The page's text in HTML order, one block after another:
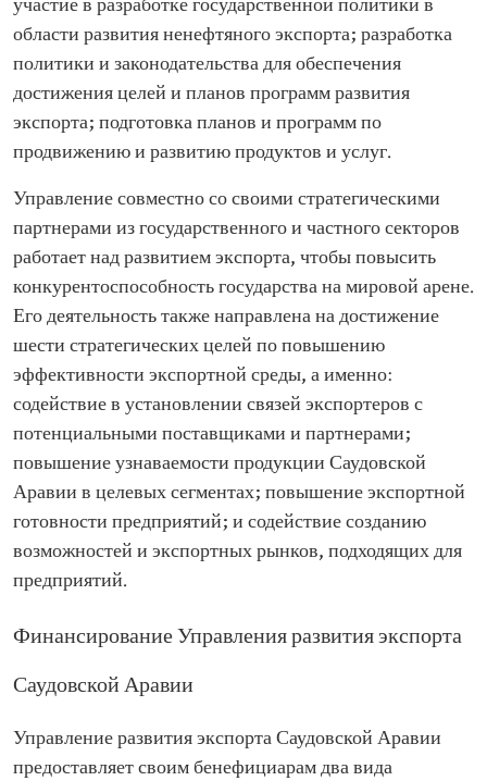
участие в разработке государственной политики в
области развития ненефтяного экспорта; разработка
политики и законодательства для обеспечения
достижения целей и планов программ развития
экспорта; подготовка планов и программ по
продвижению и развитию продуктов и услуг.
Управление совместно со своими стратегическими
партнерами из государственного и частного секторов
работает над развитием экспорта, чтобы повысить
конкурентоспособность государства на мировой арене.
Его деятельность также направлена на достижение
шести стратегических целей по повышению
эффективности экспортной среды, а именно:
содействие в установлении связей экспортеров с
потенциальными поставщиками и партнерами;
повышение узнаваемости продукции Саудовской
Аравии в целевых сегментах; повышение экспортной
готовности предприятий; и содействие созданию
возможностей и экспортных рынков, подходящих для
предприятий.
Финансирование Управления развития экспорта
Саудовской Аравии
Управление развития экспорта Саудовской Аравии
предоставляет своим бенефициарам два вида